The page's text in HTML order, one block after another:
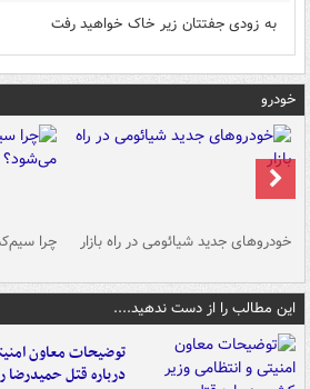
به زودی جفتتان زیر خاک خواهید رفت
خودرو
خودروهای جدید شیائومی در راه بازار چرا
این مطالب را از دست ندهید....
توضیحات معاون
درباره قتل حمیدرضا